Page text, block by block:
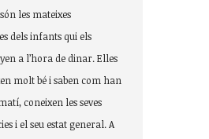
les mateixes
dels infants qui els
a l’hora de dinar. Elles
molt bé i saben com han
coneixen les seves
i el seu estat general. A